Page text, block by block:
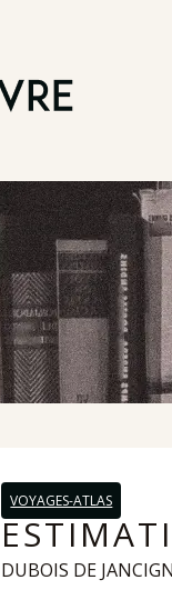
VOYAGES-ATLAS
DUBOIS DE